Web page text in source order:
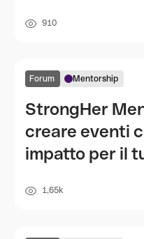
910
Forum Mentorship
StrongHer
creare eventi
impatto per il
1,65k